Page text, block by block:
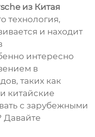
из Китая
технология,
и находит
интересно
в
таких как
китайские
с зарубежными
Давайте